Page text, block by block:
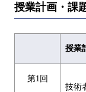
授業計画・課
授業
第1回
技術